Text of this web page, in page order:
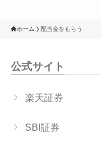
ホーム 配当金をもらう
公式サイト
楽天証券
SBI証券